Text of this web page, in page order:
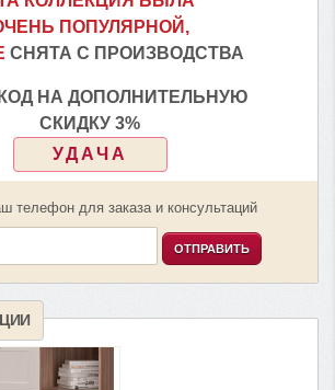
ПОПУЛЯРНОЙ,
СНЯТА С ПРОИЗВОДСТВА
НА ДОПОЛНИТЕЛЬНУЮ
СКИДКУ 3%
УДАЧА
телефон для заказа и консультаций
ОТПРАВИТЬ